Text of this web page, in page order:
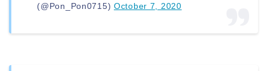
(@Pon_Pon0715) October 7, 2020